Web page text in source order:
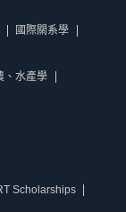
國際關系學
、水產學
Scholarships